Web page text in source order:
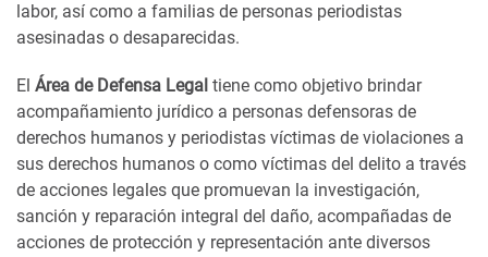
labor, así como a familias de personas periodistas
asesinadas o desaparecidas.
El Área de Defensa Legal tiene como objetivo brindar
acompañamiento jurídico a personas defensoras de
derechos humanos y periodistas víctimas de violaciones a
sus derechos humanos o como víctimas del delito a través
de acciones legales que promuevan la investigación,
sanción y reparación integral del daño, acompañadas de
acciones de protección y representación ante diversos